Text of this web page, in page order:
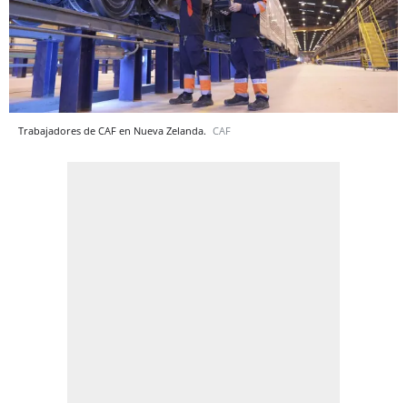
Trabajadores de CAF en Nueva Zelanda. CAF